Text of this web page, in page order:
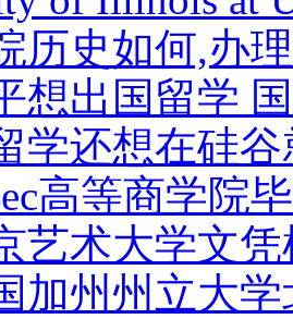
历史如何,办
想出国留学
学还想在硅
高等商学院
艺术大学文
加州州立大